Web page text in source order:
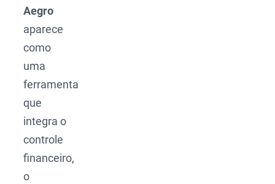
Aegro
aparece
como
uma
ferramenta
que
integra o
controle
financeiro,
o